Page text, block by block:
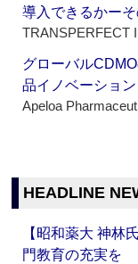
導入できるかーそ
TRANSPERFECT
グローバル
品イノベーショ
Apeloa
HEADLINE
【昭和薬大 神林
門教育の充実を